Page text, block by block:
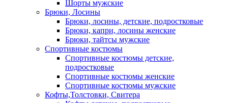
Шорты мужские
Брюки, Лосины
Брюки, лосины, детские, подростковые
Брюки, капри, лосины женские
Брюки, тайтсы мужские
Спортивные костюмы
Спортивные костюмы детские,
подростковые
Спортивные костюмы женские
Спортивные костюмы мужские
Кофты,Толстовки, Свитера